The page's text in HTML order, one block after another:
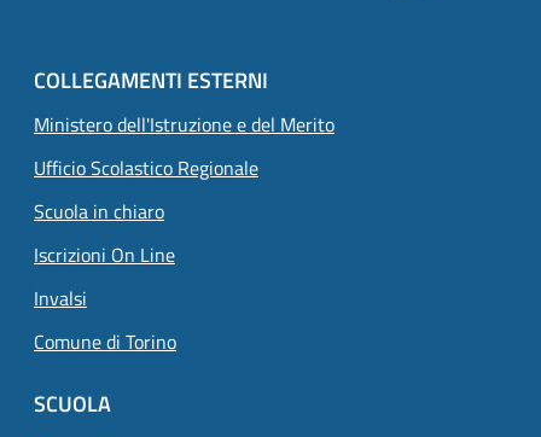
COLLEGAMENTI ESTERNI
Ministero dell'Istruzione e del Merito
Ufficio Scolastico Regionale
Scuola in chiaro
Iscrizioni On Line
Invalsi
Comune di Torino
SCUOLA